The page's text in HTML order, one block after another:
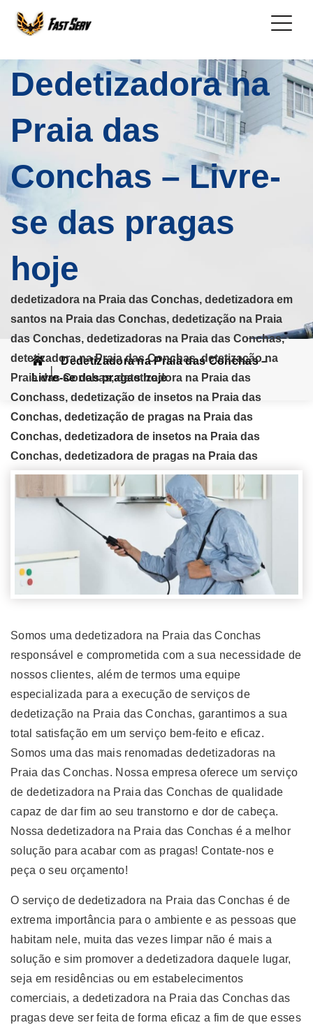
Dedetizadora na
Praia das
Conchas – Livre-
se das pragas
hoje
dedetizadora na Praia das Conchas, dedetizadora em
santos na Praia das Conchas, dedetização na Praia
das Conchas, dedetizadoras na Praia das Conchas,
detetizadora na Praia das Conchas, detetização na
Praia das Conchas, detetizadora na Praia das
Conchass, dedetização de insetos na Praia das
Conchas, dedetização de pragas na Praia das
Conchas, dedetizadora de insetos na Praia das
Conchas, dedetizadora de pragas na Praia das
Conchas, dedetização de cupins na Praia das
Conchas, dedetização de baratas, dedetização de
pulgas na Praia das Conchas
Dedetizadora na Praia das Conchas –
Livre-se das pragas hoje
Somos uma dedetizadora na Praia das Conchas
responsável e comprometida com a sua necessidade de
nossos clientes, além de termos uma equipe
especializada para a execução de serviços de
dedetização na Praia das Conchas, garantimos a sua
total satisfação em um serviço bem-feito e eficaz.
Somos uma das mais renomadas dedetizadoras na
Praia das Conchas. Nossa empresa oferece um serviço
de dedetizadora na Praia das Conchas de qualidade
capaz de dar fim ao seu transtorno e dor de cabeça.
Nossa dedetizadora na Praia das Conchas é a melhor
solução para acabar com as pragas! Contate-nos e
peça o seu orçamento!
O serviço de dedetizadora na Praia das Conchas é de
extrema importância para o ambiente e as pessoas que
habitam nele, muita das vezes limpar não é mais a
solução e sim promover a dedetizadora daquele lugar,
seja em residências ou em estabelecimentos
comerciais, a dedetizadora na Praia das Conchas das
pragas deve ser feita de forma eficaz a fim de que esses